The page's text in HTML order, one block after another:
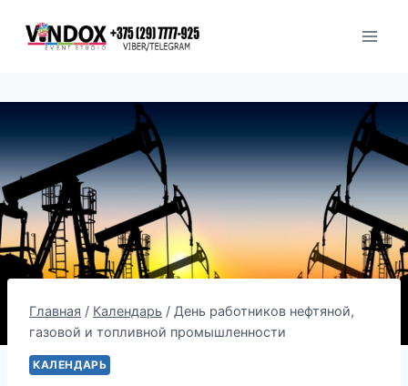
Главная / Календарь / День работников нефтяной,
газовой и топливной промышленности
КАЛЕНДАРЬ